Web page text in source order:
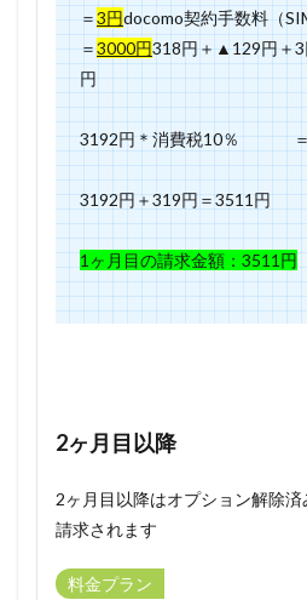
＝3円docomo契約手数料（
＝3000円318円＋▲129円＋3
円
3192円＊消費税10％
3192円＋319円＝3511円
1ヶ月目の請求金額：3511 円
2ヶ月目以降
2ヶ月目以降はオプション解除
請求されます
料金プラン